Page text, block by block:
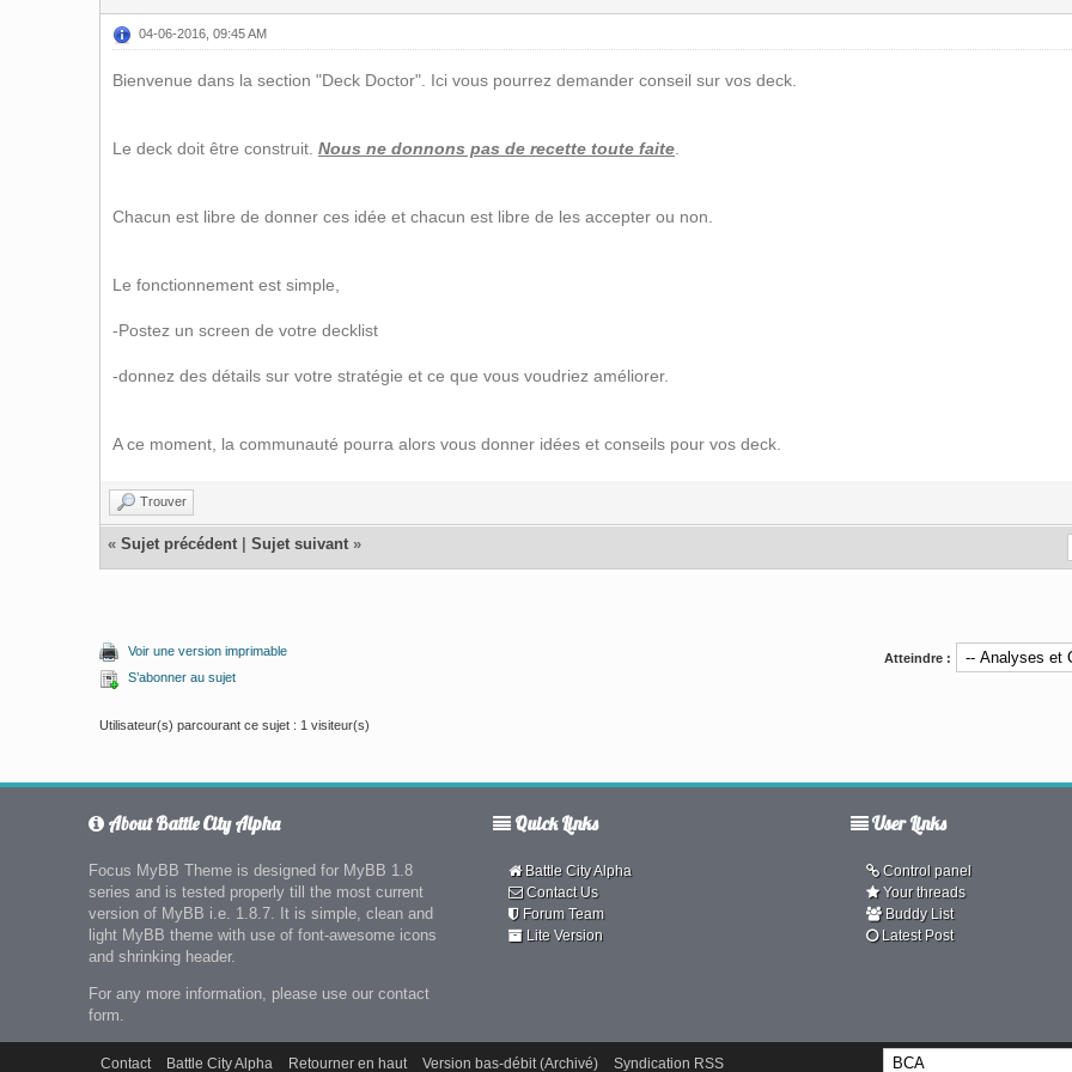
04-06-2016, 09:45 AM
Bienvenue dans la section "Deck Doctor". Ici vous pourrez demander conseil sur vos deck.
Le deck doit être construit. Nous ne donnons pas de recette toute faite.
Chacun est libre de donner ces idée et chacun est libre de les accepter ou non.
Le fonctionnement est simple,
-Postez un screen de votre decklist
-donnez des détails sur votre stratégie et ce que vous voudriez améliorer.
A ce moment, la communauté pourra alors vous donner idées et conseils pour vos deck.
Trouver
« Sujet précédent| Sujet suivant»
Voir une version imprimable
S’abonner au sujet
Atteindre :
Utilisateur(s) parcourant ce sujet : 1 visiteur(s)
About Battle City Alpha
Focus MyBB Theme is designed for MyBB 1.8
series and is tested properly till the most current
version of MyBB i.e. 1.8.7. It is simple, clean and
light MyBB theme with use of font-awesome icons
and shrinking header.
For any more information, please use our contact
form.
Quick Links
Battle City Alpha
Contact Us
Forum Team
Lite Version
User Links
Control panel
Your threads
Buddy List
Latest Post
Contact Battle City Alpha Retourner en haut Version bas-débit (Archivé) Syndication RSS